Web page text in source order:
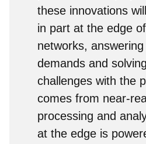
these innovations
in part at the edge
networks,
demands and
challenges with the
comes from near-
processing and
at the edge is